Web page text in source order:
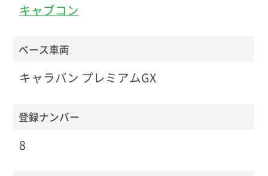
キャブコン
ベース車両
キャラバン プレミアムGX
登録ナンバー
8